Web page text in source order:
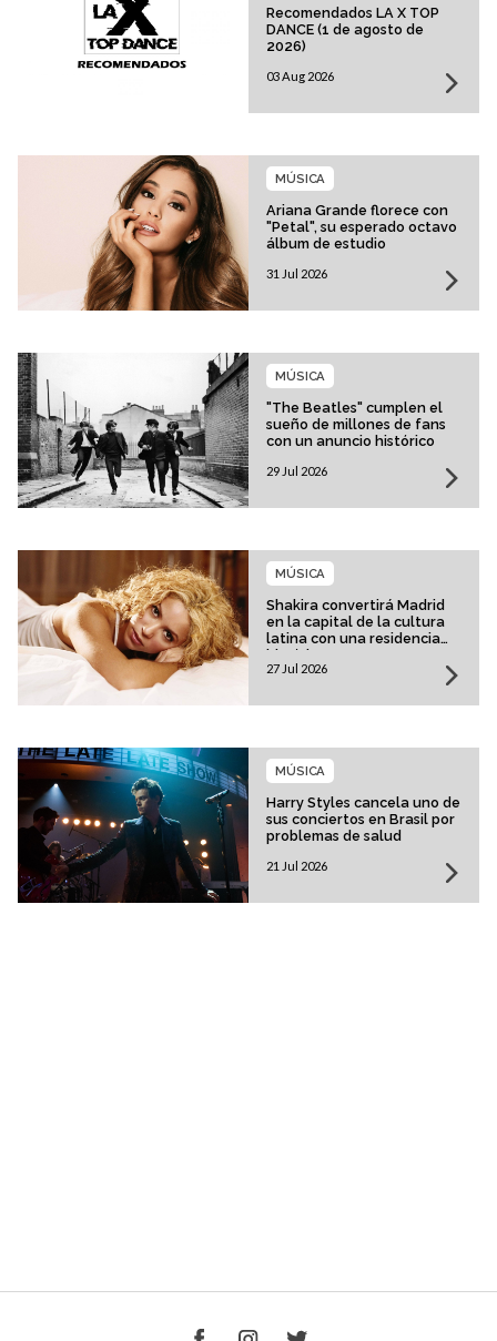
Recomendados LA X TOP
DANCE (1 de agosto de
2026)
03 Aug 2026
Ariana Grande florece con
"Petal", su esperado octavo
álbum de estudio
MÚSICA
31 Jul 2026
"The Beatles" cumplen el
sueño de millones de fans
con un anuncio histórico
MÚSICA
29 Jul 2026
Shakira convertirá Madrid
en la capital de la cultura
latina con una residencia
histórica
MÚSICA
27 Jul 2026
Harry Styles cancela uno de
sus conciertos en Brasil por
problemas de salud
MÚSICA
21 Jul 2026